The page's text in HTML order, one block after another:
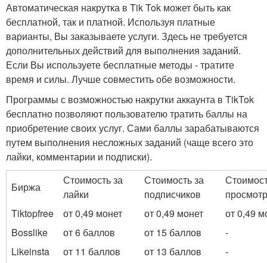
Автоматическая накрутка в Tik Tok может быть как
бесплатной, так и платной. Используя платные
варианты, Вы заказываете услуги. Здесь не требуется
дополнительных действий для выполнения заданий.
Если Вы используете бесплатные методы - тратите
время и силы. Лучше совместить обе возможности.
Программы с возможностью накрутки аккаунта в TikTok
бесплатно позволяют пользователю тратить баллы на
приобретение своих услуг. Сами баллы зарабатываются
путем выполнения несложных заданий (чаще всего это
лайки, комментарии и подписки).
Биржа
Стоимость за
лайки
Стоимость за
подписчиков
Tiktopfree
от 0,49 монет от 0,49 монет
от 0,49
Bosslike
от 6 баллов от 15 баллов
-
Likeinsta
от 11 баллов от 13 баллов
-